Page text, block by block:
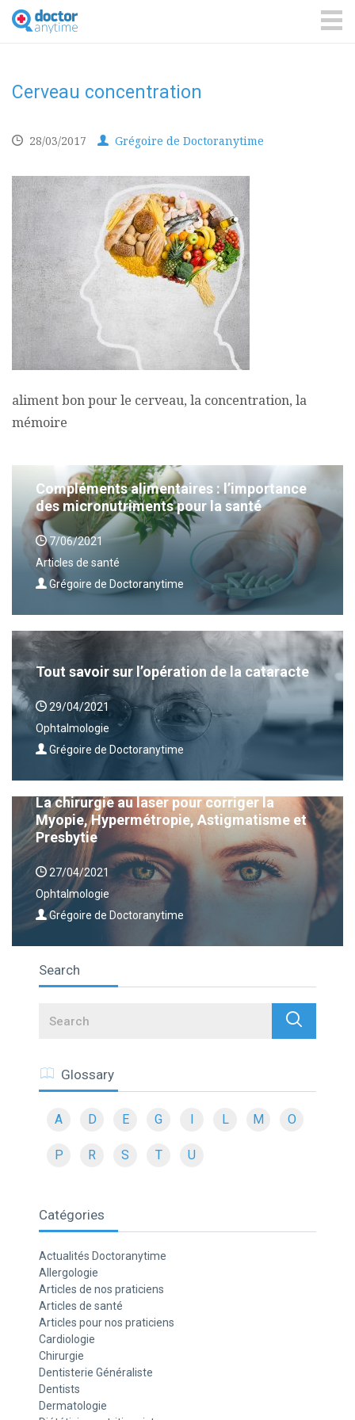
DoctorAnyTime
You
are
Cerveau concentration
28/03/2017 Grégoire de Doctoranytime
aliment bon pour le cerveau, la concentration, la
mémoire
Compléments alimentaires : l’importance
des micronutriments pour la santé
7/06/2021
Articles de santé
Grégoire de Doctoranytime
Tout savoir sur l’opération de la cataracte
29/04/2021
Ophtalmologie
Grégoire de Doctoranytime
La chirurgie au laser pour corriger la
Myopie, Hypermétropie, Astigmatisme et
Presbytie
27/04/2021
Ophtalmologie
Grégoire de Doctoranytime
Search
Search
Glossary
A D E G L M O
P R S T U
Catégories
Actualités Doctoranytime
Allergologie
Articles de nos praticiens
Articles de santé
Articles pour nos praticiens
Cardiologie
Chirurgie
Dentisterie Généraliste
Dentists
Dermatologie